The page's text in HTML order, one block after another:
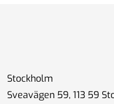
Stockholm
Sveavägen 59, 113 59